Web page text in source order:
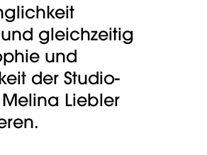
gleichzeitig
und
der Studio-
Liebler